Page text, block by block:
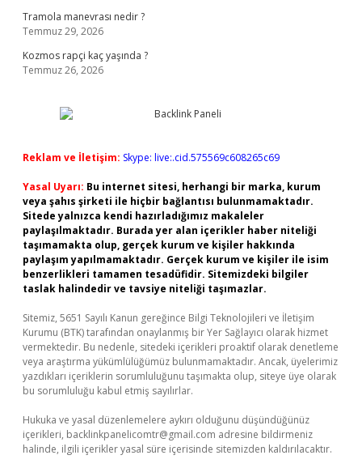
Tramola manevrası nedir ?
Temmuz 29, 2026
Kozmos rapçi kaç yaşında ?
Temmuz 26, 2026
Reklam ve İletişim: Skype: live:.cid.575569c608265c69
Yasal Uyarı: Bu internet sitesi, herhangi bir marka, kurum
veya şahıs şirketi ile hiçbir bağlantısı bulunmamaktadır.
Sitede yalnızca kendi hazırladığımız makaleler
paylaşılmaktadır. Burada yer alan içerikler haber niteliği
taşımamakta olup, gerçek kurum ve kişiler hakkında
paylaşım yapılmamaktadır. Gerçek kurum ve kişiler ile isim
benzerlikleri tamamen tesadüfidir. Sitemizdeki bilgiler
taslak halindedir ve tavsiye niteliği taşımazlar.
Sitemiz, 5651 Sayılı Kanun gereğince Bilgi Teknolojileri ve İletişim
Kurumu (BTK) tarafından onaylanmış bir Yer Sağlayıcı olarak hizmet
vermektedir. Bu nedenle, sitedeki içerikleri proaktif olarak denetleme
veya araştırma yükümlülüğümüz bulunmamaktadır. Ancak, üyelerimiz
yazdıkları içeriklerin sorumluluğunu taşımakta olup, siteye üye olarak
bu sorumluluğu kabul etmiş sayılırlar.
Hukuka ve yasal düzenlemelere aykırı olduğunu düşündüğünüz
içerikleri, backlinkpanelicomtr@gmail.com adresine bildirmeniz
halinde, ilgili içerikler yasal süre içerisinde sitemizden kaldırılacaktır.